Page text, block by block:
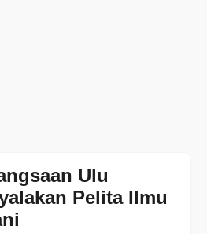
Ulu
Pelita Ilmu